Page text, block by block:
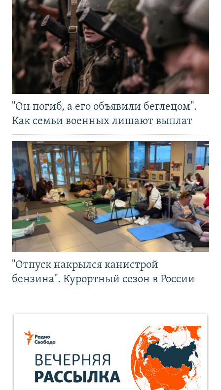
"Он погиб, а его объявили беглецом".
Как семьи военных лишают выплат
"Отпуск накрылся канистрой
бензина". Курортный сезон в России